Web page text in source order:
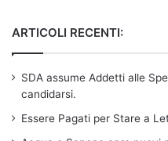
ARTICOLI RECENTI:
SDA assume Addetti alle
candidarsi.
Essere Pagati per Stare a